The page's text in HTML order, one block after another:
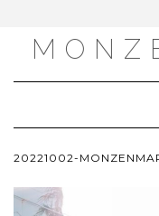
20221002-